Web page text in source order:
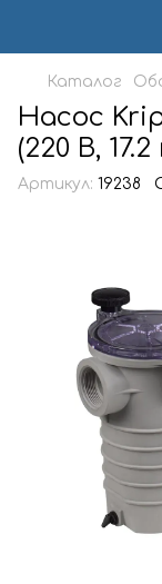
Каталог
Насос
(220 В,
Артикул: 19238